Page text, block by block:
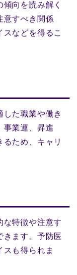
向を読み解く
意すべき関係
などを得るこ
た職業や働き
事業運、昇進
ため、キャリ
な特徴や注意す
きます。予防医
も得られま